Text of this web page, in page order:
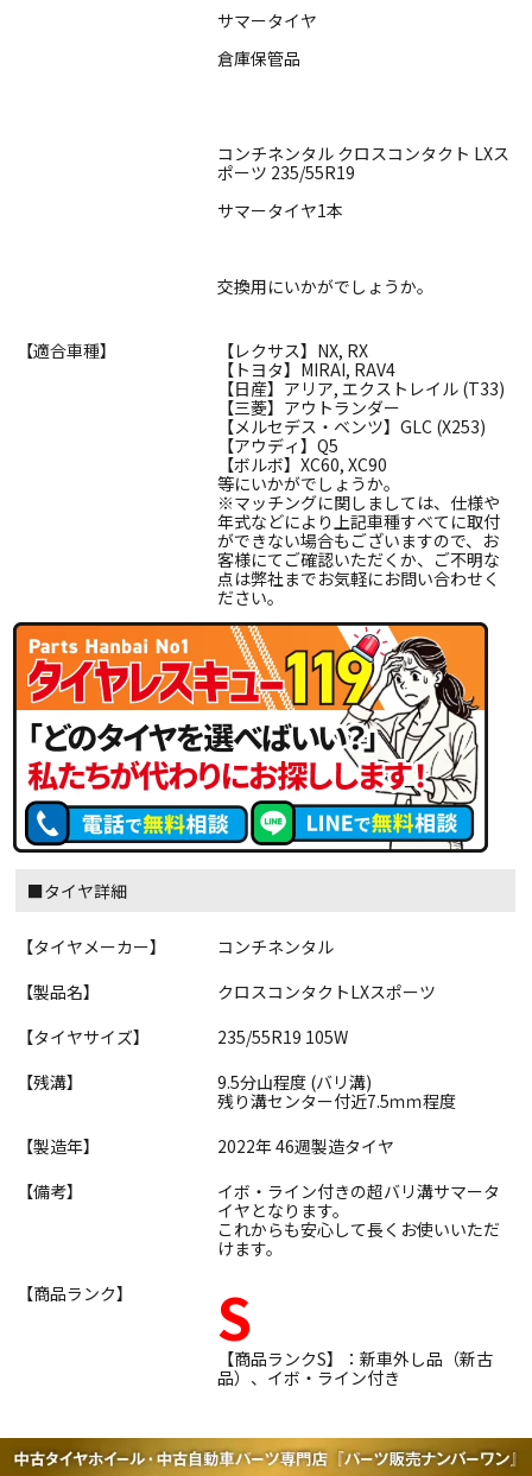
サマータイヤ
倉庫保管品
コンチネンタル クロスコンタクト LXス
ポーツ 235/55R19
サマータイヤ1本
交換用にいかがでしょうか。
【適合車種】
【レクサス】NX, RX
【トヨタ】MIRAI, RAV4
【日産】アリア, エクストレイル (T33)
【三菱】アウトランダー
【メルセデス・ベンツ】GLC (X253)
【アウディ】Q5
【ボルボ】XC60, XC90
等にいかがでしょうか。
※マッチングに関しましては、仕様や
年式などにより上記車種すべてに取付
ができない場合もございますので、お
客様にてご確認いただくか、ご不明な
点は弊社までお気軽にお問い合わせく
ださい。
■タイヤ詳細
【タイヤメーカー】
コンチネンタル
【製品名】
クロスコンタクトLXスポーツ
【タイヤサイズ】
235/55R19 105W
【残溝】
9.5分山程度 (バリ溝)
残り溝センター付近7.5ｍｍ程度
【製造年】
2022年 46週製造タイヤ
【備考】
イボ・ライン付きの超バリ溝サマータ
イヤとなります。
これからも安心して長くお使いいただ
けます。
【商品ランク】
S
【商品ランクS】：新車外し品（新古
品）、イボ・ライン付き